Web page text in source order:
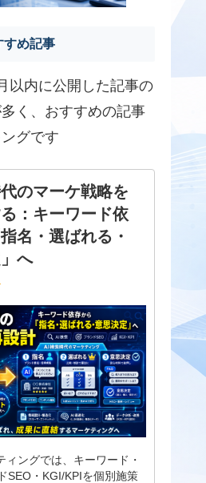
すめ記事
以内に公開した記事の
く、おすすめの記事
グです
のマーケ戦略を
：キーワード依
名・選ばれる・
へ
ィングでは、キーワード・
SEO・KGI/KPIを個別施策